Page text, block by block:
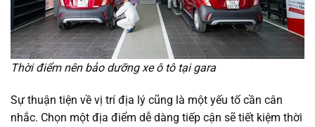
Thời điểm nên bảo dưỡng xe ô tô tại gara
Sự thuận tiện về vị trí địa lý cũng là một yếu tố cần cân
nhắc. Chọn một địa điểm dễ dàng tiếp cận sẽ tiết kiệm thời